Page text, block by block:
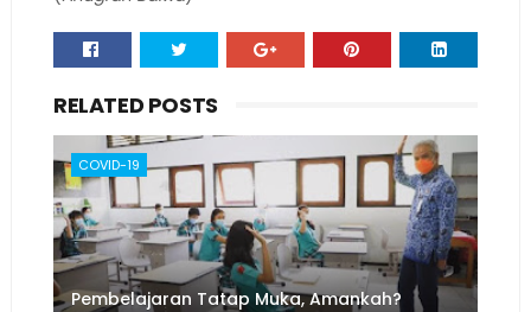
RELATED POSTS
COVID-19
Pembelajaran Tatap Muka, Amankah?